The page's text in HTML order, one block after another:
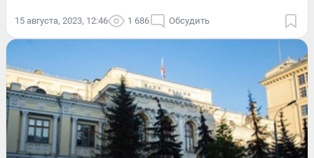
15 августа, 2023, 12:46 1 686 Обсудить